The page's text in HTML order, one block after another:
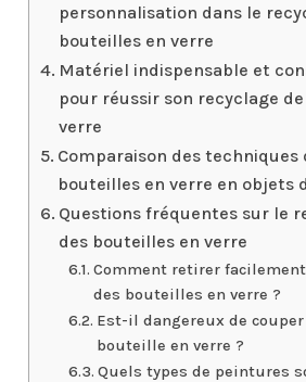
personnalisation dans le
bouteilles en verre
Matériel indispensable et
pour réussir son recyclage
verre
Comparaison des techniques
bouteilles en verre en objets
Questions fréquentes sur le
des bouteilles en verre
Comment retirer
des bouteilles en verre ?
Est-il dangereux de
bouteille en verre ?
Quels types de peintures